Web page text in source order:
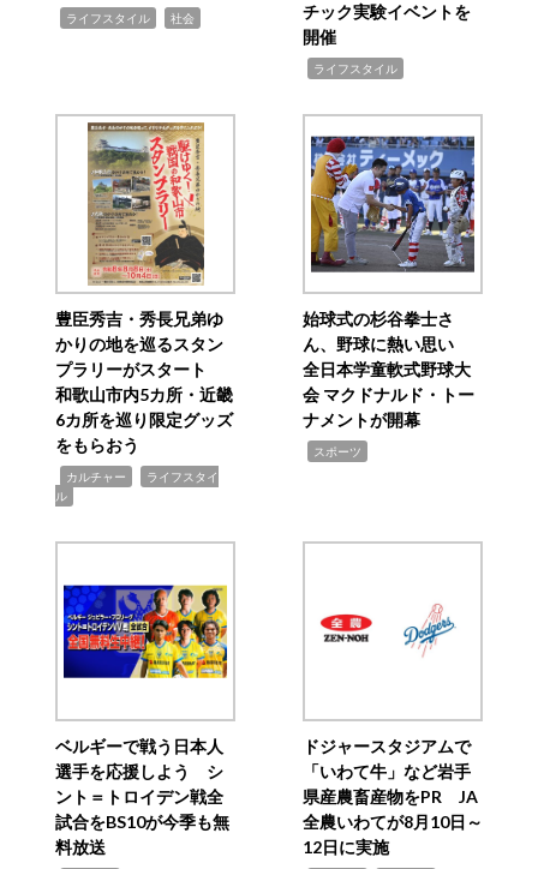
ライフスタイル 社会
チック実験イベントを
開催
ライフスタイル
豊臣秀吉・秀長兄弟ゆ
かりの地を巡るスタン
プラリーがスタート
和歌山市内5カ所・近畿
6カ所を巡り限定グッズ
をもらおう
カルチャー
ライフスタイ
ル
始球式の杉谷拳士さ
ん、野球に熱い思い
全日本学童軟式野球大
会 マクドナルド・トー
ナメントが開幕
スポーツ
ベルギーで戦う日本人
選手を応援しよう シ
ント＝トロイデン戦全
試合をBS10が今季も無
料放送
ドジャースタジアムで
「いわて牛」など岩手
県産農畜産物をPR JA
全農いわてが8月10日～
12日に実施